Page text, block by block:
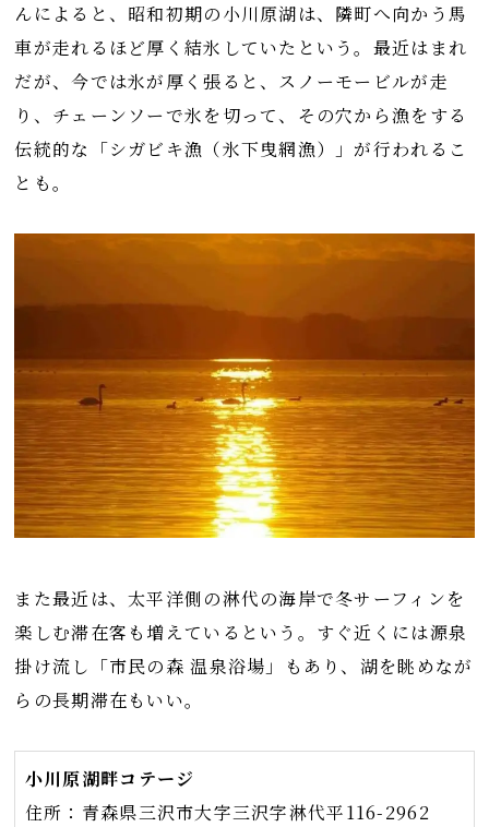
んによると、昭和初期の小川原湖は、隣町へ向かう馬
車が走れるほど厚く結氷していたという。最近はまれ
だが、今では氷が厚く張ると、スノーモービルが走
り、チェーンソーで氷を切って、その穴から漁をする
伝統的な「シガビキ漁（氷下曳網漁）」が行われるこ
とも。
また最近は、太平洋側の淋代の海岸で冬サーフィンを
楽しむ滞在客も増えているという。すぐ近くには源泉
掛け流し「市民の森 温泉浴場」もあり、湖を眺めなが
らの長期滞在もいい。
小川原湖畔コテージ
住所：青森県三沢市大字三沢字淋代平116-2962